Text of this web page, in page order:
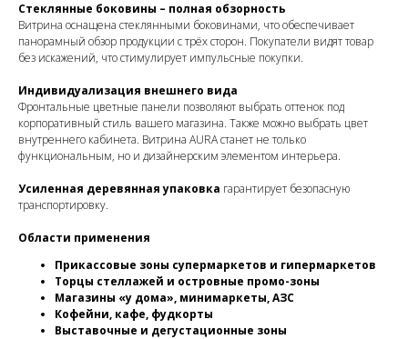
Стеклянные боковины – полная обзорность
Витрина оснащена стеклянными боковинами, что обеспечивает
панорамный обзор продукции с трёх сторон. Покупатели видят товар
без искажений, что стимулирует импульсные покупки.
Индивидуализация внешнего вида
Фронтальные цветные панели позволяют выбрать оттенок под
корпоративный стиль вашего магазина. Также можно выбрать цвет
внутреннего кабинета. Витрина AURA станет не только
функциональным, но и дизайнерским элементом интерьера.
Усиленная деревянная упаковка гарантирует безопасную
транспортировку.
Области применения
Прикассовые зоны супермаркетов и гипермаркетов
Торцы стеллажей и островные промо-зоны
Магазины «у дома», минимаркеты, АЗС
Кофейни, кафе, фудкорты
Выставочные и дегустационные зоны